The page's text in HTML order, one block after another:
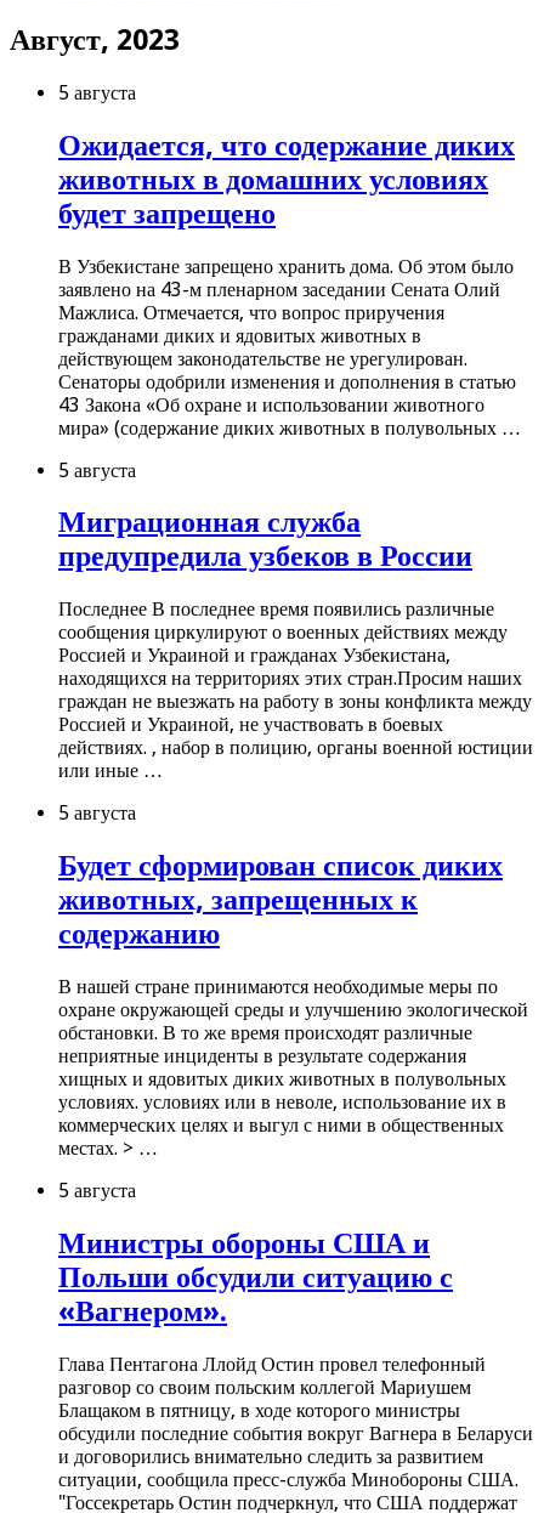
Август, 2023
5 августа
Ожидается, что содержание диких
животных в домашних условиях
будет запрещено
В Узбекистане запрещено хранить дома. Об этом было
заявлено на 43-м пленарном заседании Сената Олий
Мажлиса. Отмечается, что вопрос приручения
гражданами диких и ядовитых животных в
действующем законодательстве не урегулирован.
Сенаторы одобрили изменения и дополнения в статью
43 Закона «Об охране и использовании животного
мира» (содержание диких животных в полувольных …
5 августа
Миграционная служба
предупредила узбеков в России
Последнее В последнее время появились различные
сообщения циркулируют о военных действиях между
Россией и Украиной и гражданах Узбекистана,
находящихся на территориях этих стран.Просим наших
граждан не выезжать на работу в зоны конфликта между
Россией и Украиной, не участвовать в боевых
действиях. , набор в полицию, органы военной юстиции
или иные …
5 августа
Будет сформирован список диких
животных, запрещенных к
содержанию
В нашей стране принимаются необходимые меры по
охране окружающей среды и улучшению экологической
обстановки. В то же время происходят различные
неприятные инциденты в результате содержания
хищных и ядовитых диких животных в полувольных
условиях. условиях или в неволе, использование их в
коммерческих целях и выгул с ними в общественных
местах. > …
5 августа
Министры обороны США и
Польши обсудили ситуацию с
«Вагнером».
Глава Пентагона Ллойд Остин провел телефонный
разговор со своим польским коллегой Мариушем
Блащаком в пятницу, в ходе которого министры
обсудили последние события вокруг Вагнера в Беларуси
и договорились внимательно следить за развитием
ситуации, сообщила пресс-служба Минобороны США.
"Госсекретарь Остин подчеркнул, что США поддержат